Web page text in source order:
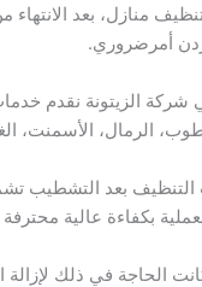
منازل، بعد
أمرضروري.
الزيتونة نقدم
الرمال، الأسمنت،
بعد التشطيب
بكفاءة عالية
الحاجة في ذلك لإزالة